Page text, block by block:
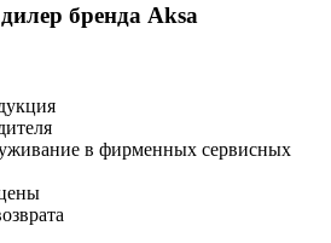
бренда Aksa
в фирменных сервисных